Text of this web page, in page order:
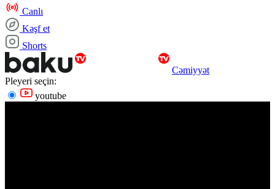
Canlı
Kəşf et
Shorts
Cəmiyyət
Pleyeri seçin:
youtube